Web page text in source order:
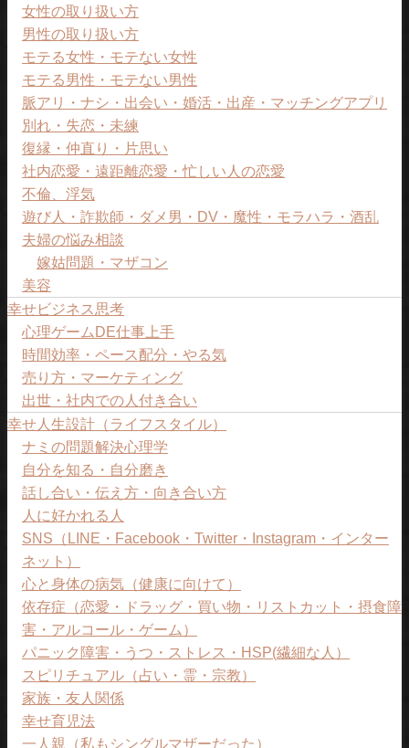
女性の取り扱い方
男性の取り扱い方
モテる女性・モテない女性
モテる男性・モテない男性
脈アリ・ナシ・出会い・婚活・出産・マッチングアプリ
別れ・失恋・未練
復縁・仲直り・片思い
社内恋愛・遠距離恋愛・忙しい人の恋愛
不倫、浮気
遊び人・詐欺師・ダメ男・DV・魔性・モラハラ・酒乱
夫婦の悩み相談
嫁姑問題・マザコン
美容
幸せビジネス思考
心理ゲームDE仕事上手
時間効率・ペース配分・やる気
売り方・マーケティング
出世・社内での人付き合い
幸せ人生設計（ライフスタイル）
ナミの問題解決心理学
自分を知る・自分磨き
話し合い・伝え方・向き合い方
人に好かれる人
SNS（LINE・Facebook・Twitter・Instagram・インター
ネット）
心と身体の病気（健康に向けて）
依存症（恋愛・ドラッグ・買い物・リストカット・摂食障
害・アルコール・ゲーム）
パニック障害・うつ・ストレス・HSP(繊細な人）
スピリチュアル（占い・霊・宗教）
家族・友人関係
幸せ育児法
一人親（私もシングルマザーだった）